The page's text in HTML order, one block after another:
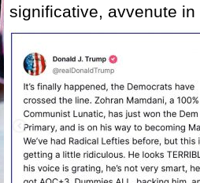
significative, avvenute in